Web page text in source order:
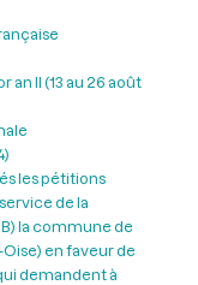
an II (13 au 26 août
les pétitions
de la
la commune de
en faveur de
demandent à